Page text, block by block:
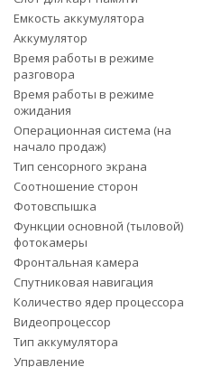
Емкость аккумулятора
Аккумулятор
Время работы в режиме
разговора
Время работы в режиме
ожидания
Операционная система (на
начало продаж)
Тип сенсорного экрана
Соотношение сторон
Фотовспышка
Функции основной (тыловой)
фотокамеры
Фронтальная камера
Спутниковая навигация
Количество ядер процессора
Видеопроцессор
Тип аккумулятора
Управление